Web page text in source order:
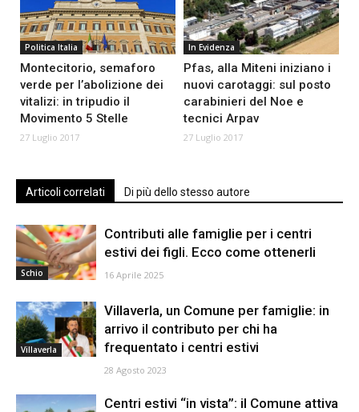
Politica Italia
Montecitorio, semaforo
verde per l’abolizione dei
vitalizi: in tripudio il
Movimento 5 Stelle
27 Luglio 2017
In Evidenza
Pfas, alla Miteni iniziano i
nuovi carotaggi: sul posto
carabinieri del Noe e
tecnici Arpav
27 Luglio 2017
Articoli correlati Di più dello stesso autore
Schio
Contributi alle famiglie per i centri
estivi dei figli. Ecco come ottenerli
16 Aprile 2025
Villaverla
Villaverla, un Comune per famiglie: in
arrivo il contributo per chi ha
frequentato i centri estivi
28 Agosto 2023
Centri estivi “in vista”: il Comune attiva